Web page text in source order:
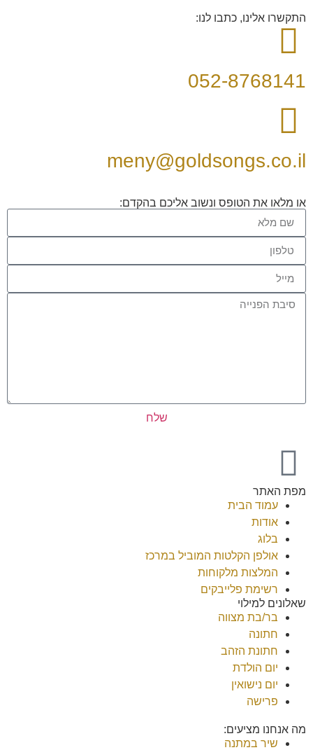
התקשרו אלינו, כתבו לנו:
052-8768141
meny@goldsongs.co.il
או מלאו את הטופס ונשוב אליכם בהקדם:
שלח
מפת האתר
עמוד הבית
אודות
בלוג
אולפן הקלטות המוביל במרכז
המלצות מלקוחות
רשימת פלייבקים
שאלונים למילוי
בר/בת מצווה
חתונה
חתונת הזהב
יום הולדת
יום נישואין
פרישה
מה אנחנו מציעים:
שיר במתנה